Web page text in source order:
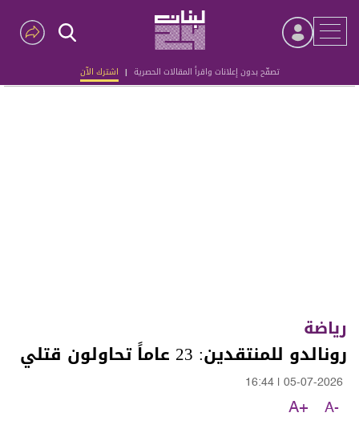
تصفّح بدون إعلانات واقرأ المقالات الحصرية | اشترك الآن
Advertisement
رياضة
رونالدو للمنتقدين: 23 عاماً تحاولون قتلي
05-07-2026
16:44
A-
A+